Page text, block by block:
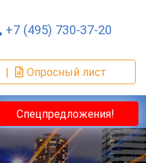
+7 (495) 730-37-20
| Опросный лист
Спецпредложения!